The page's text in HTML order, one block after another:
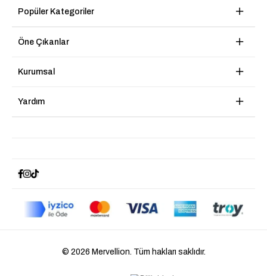
Popüler Kategoriler
Öne Çıkanlar
Kurumsal
Yardım
© 2026 Mervellion. Tüm hakları saklıdır.